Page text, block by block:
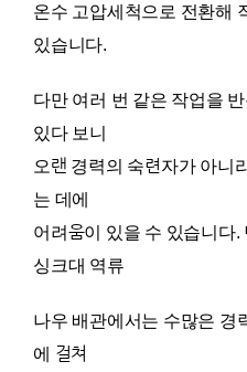
온수 고압세척으로 전환해
있습니다.
다만 여러 번 같은 작업을
있다 보니
오랜 경력의 숙련자가 아니
는 데에
어려움이 있을 수 있습니다.
싱크대 역류
나우 배관에서는 수많은 경
에 걸쳐